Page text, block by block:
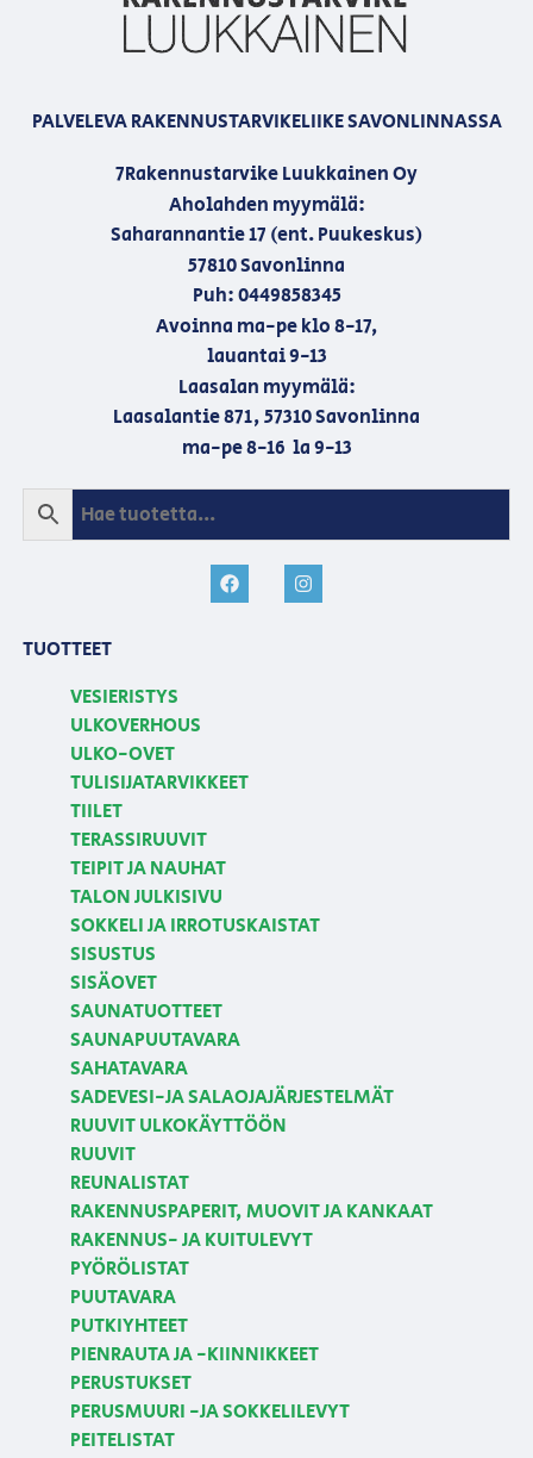
PALVELEVA RAKENNUSTARVIKELIIKE SAVONLINNASSA
7Rakennustarvike Luukkainen Oy
Aholahden myymälä:
Saharannantie 17 (ent. Puukeskus)
57810 Savonlinna
Puh: 0449858345
Avoinna ma-pe klo 8-17,
lauantai 9-13
Laasalan myymälä:
Laasalantie 871, 57310 Savonlinna
ma-pe 8-16 la 9-13
TUOTTEET
VESIERISTYS
ULKOVERHOUS
ULKO-OVET
TULISIJATARVIKKEET
TIILET
TERASSIRUUVIT
TEIPIT JA NAUHAT
TALON JULKISIVU
SOKKELI JA IRROTUSKAISTAT
SISUSTUS
SISÄOVET
SAUNATUOTTEET
SAUNAPUUTAVARA
SAHATAVARA
SADEVESI-JA SALAOJAJÄRJESTELMÄT
RUUVIT ULKOKÄYTTÖÖN
RUUVIT
REUNALISTAT
RAKENNUSPAPERIT, MUOVIT JA KANKAAT
RAKENNUS- JA KUITULEVYT
PYÖRÖLISTAT
PUUTAVARA
PUTKIYHTEET
PIENRAUTA JA -KIINNIKKEET
PERUSTUKSET
PERUSMUURI -JA SOKKELILEVYT
PEITELISTAT